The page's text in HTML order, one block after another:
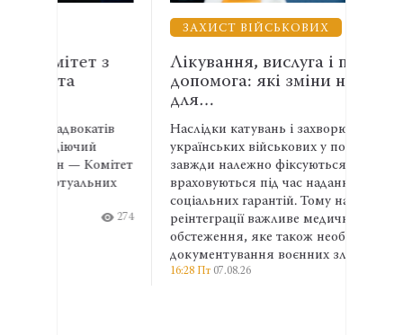
ЗАХИСТ ВІЙСЬКОВИХ
Лікування, вислуга і правнича
допомога: які зміни необхідні
Наслідки катувань і захворювання
українських військових у полоні не
завжди належно фіксуються та
враховуються під час надання
соціальних гарантій. Тому на етапі
реінтеграції важливе медичне
обстеження, яке також необхідне для
документування воєнних злочинів.